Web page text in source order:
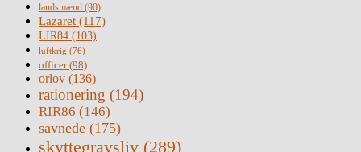
landsmænd (90)
Lazaret (117)
LIR84 (103)
luftkrig (76)
officer(98)
orlov (136)
rationering (194)
RIR86 (146)
savnede (175)
skyttegravsliv (289)